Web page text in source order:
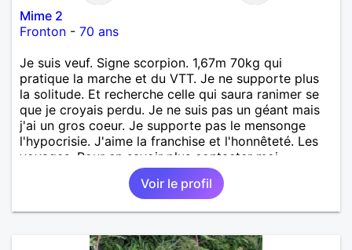
Mime 2
Fronton - 70 ans
Je suis veuf. Signe scorpion. 1,67m 70kg qui
pratique la marche et du VTT. Je ne supporte plus
la solitude. Et recherche celle qui saura ranimer se
que je croyais perdu. Je ne suis pas un géant mais
j'ai un gros coeur. Je supporte pas le mensonge
l'hypocrisie. J'aime la franchise et l'honnêteté. Les
voyages. Pour en savoir plus contacter moi.
Voir le profil